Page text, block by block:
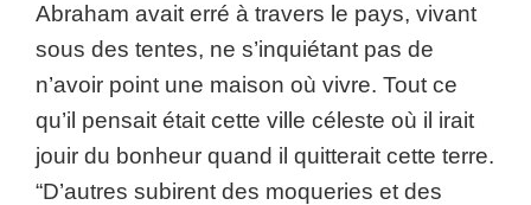
Abraham avait erré à travers le pays, vivant
sous des tentes, ne s’inquiétant pas de
n’avoir point une maison où vivre. Tout ce
qu’il pensait était cette ville céleste où il irait
jouir du bonheur quand il quitterait cette terre.
“D’autres subirent des moqueries et des